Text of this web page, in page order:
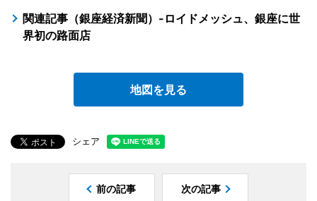
関連記事（銀座経済新聞）-ロイドメッシュ、銀座に世
界初の路面店
地図を見る
シェア
前の記事 次の記事